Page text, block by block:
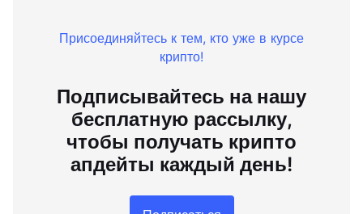
Присоединяйтесь к тем, кто уже в курсе
крипто!
Подписывайтесь на нашу
бесплатную рассылку,
чтобы получать крипто
апдейты каждый день!